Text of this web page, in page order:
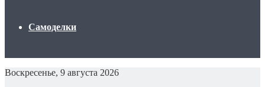
Самоделки
Воскресенье, 9 августа 2026